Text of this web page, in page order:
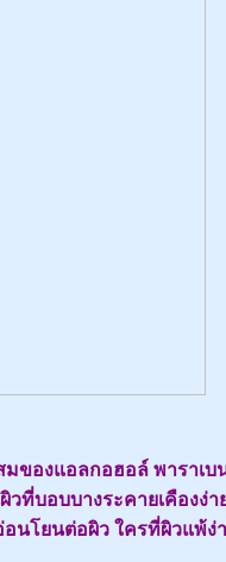
ของแอลกอฮอล์ พาราเบ
ที่บอบบางระคายเคืองง่
นโยนต่อผิว ใครที่ผิวแพ้ง่